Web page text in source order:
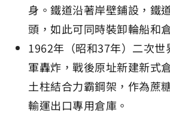
身。鐵道沿著岸壁鋪設，鐵
頭，如此可同時裝卸輪船和
1962年（昭和37年）二次世
軍轟炸，戰後原址新建新式
土柱結合力霸鋼架，作為蔗
輸運出口專用倉庫。